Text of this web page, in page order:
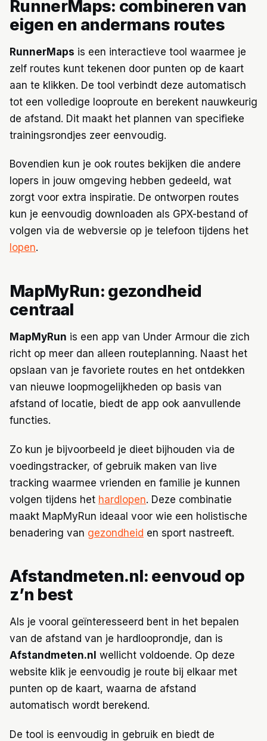
RunnerMaps: combineren van
eigen en andermans routes
RunnerMaps is een interactieve tool waarmee je
zelf routes kunt tekenen door punten op de kaart
aan te klikken. De tool verbindt deze automatisch
tot een volledige looproute en berekent nauwkeurig
de afstand. Dit maakt het plannen van specifieke
trainingsrondjes zeer eenvoudig.
Bovendien kun je ook routes bekijken die andere
lopers in jouw omgeving hebben gedeeld, wat
zorgt voor extra inspiratie. De ontworpen routes
kun je eenvoudig downloaden als GPX-bestand of
volgen via de webversie op je telefoon tijdens het
lopen.
MapMyRun: gezondheid
centraal
MapMyRun is een app van Under Armour die zich
richt op meer dan alleen routeplanning. Naast het
opslaan van je favoriete routes en het ontdekken
van nieuwe loopmogelijkheden op basis van
afstand of locatie, biedt de app ook aanvullende
functies.
Zo kun je bijvoorbeeld je dieet bijhouden via de
voedingstracker, of gebruik maken van live
tracking waarmee vrienden en familie je kunnen
volgen tijdens het hardlopen. Deze combinatie
maakt MapMyRun ideaal voor wie een holistische
benadering van gezondheid en sport nastreeft.
Afstandmeten.nl: eenvoud op
z’n best
Als je vooral geïnteresseerd bent in het bepalen
van de afstand van je hardlooprondje, dan is
Afstandmeten.nl wellicht voldoende. Op deze
website klik je eenvoudig je route bij elkaar met
punten op de kaart, waarna de afstand
automatisch wordt berekend.
De tool is eenvoudig in gebruik en biedt de